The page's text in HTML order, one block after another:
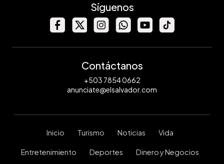
Síguenos
Contáctanos
+503 7854 0662
anunciate@elsalvador.com
Inicio Turismo Noticias Vida
Entretenimiento Deportes Dinero y Negocios